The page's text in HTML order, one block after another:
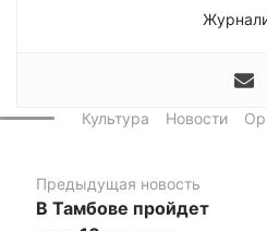
Культура Новости
Предыдущая новость
В Тамбове пройдет